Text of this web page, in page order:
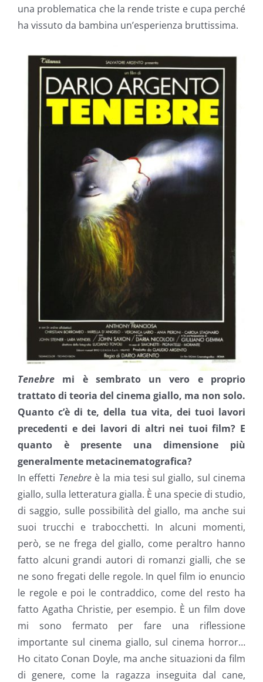
una problematica che la rende triste e cupa perché
ha vissuto da bambina un’esperienza bruttissima.
Tenebre mi è sembrato un vero e proprio
trattato di teoria del cinema giallo, ma non solo.
Quanto c’è di te, della tua vita, dei tuoi lavori
precedenti e dei lavori di altri nei tuoi film? E
quanto è presente una dimensione più
generalmente metacinematografica?
In effetti Tenebreè la mia tesi sul giallo, sul cinema
giallo, sulla letteratura gialla. È una specie di studio,
di saggio, sulle possibilità del giallo, ma anche sui
suoi trucchi e trabocchetti. In alcuni momenti,
però, se ne frega del giallo, come peraltro hanno
fatto alcuni grandi autori di romanzi gialli, che se
ne sono fregati delle regole. In quel film io enuncio
le regole e poi le contraddico, come del resto ha
fatto Agatha Christie, per esempio. È un film dove
mi sono fermato per fare una riflessione
importante sul cinema giallo, sul cinema horror…
Ho citato Conan Doyle, ma anche situazioni da film
di genere, come la ragazza inseguita dal cane,